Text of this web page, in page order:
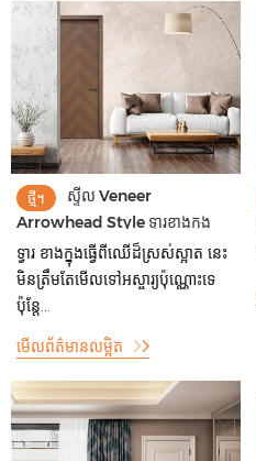
ថ្មី។
ស្ទីល Veneer
Arrowhead Style ទ្វារខាងក្នុង
ទ្វារ ខាងក្នុងធ្វើពីឈើដ៏ស្រស់ស្អាត នេះ
មិនត្រឹមតែមើលទៅអស្ចារ្យប៉ុណ្ណោះទេ
ប៉ុន្តែ...
មើលព័ត៌មានលម្អិត